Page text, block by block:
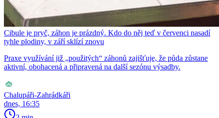
Cibule je pryč, záhon je prázdný. Kdo do něj teď v červenci nasadí
tyhle plodiny, v září sklízí znovu
Praxe využívání již „použitých“ záhonů zajišťuje, že půda zůstane
aktivní, obohacená a připravená na další sezónu výsadby.
Chalupáři-Zahrádkáři
dnes, 16:35